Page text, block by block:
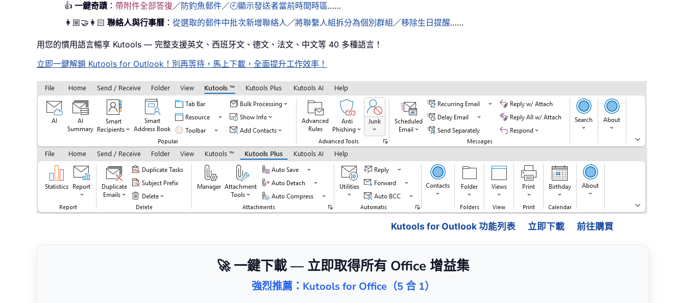
👍 一鍵奇蹟 ： 帶附件全部答復／防釣魚郵件／🕘顯示發送者當前時間時區……
👩🏼‍🤝‍👩🏻 聯絡人與行事曆 ：從選取的郵件中批次新增聯絡人／將聯繫人組拆分為個別群組 ／移除生日提醒……
用您的慣用語言暢享 Kutools — 完整支援英文、西班牙文、德文、法文、中文等 40 多種語言！
立即一鍵解鎖 Kutools for Outlook！別再等待，馬上下載，全面提升工作效率！
Kutools for Outlook 功能列表 立即下載 前往購買
🚀 一鍵下載 — 立即取得所有 Office 增益集
強烈推薦：Kutools for Office（5 合 1）